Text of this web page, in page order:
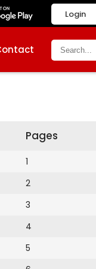
Login
Pages
1
2
3
4
5